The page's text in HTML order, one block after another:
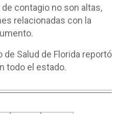
contagio no son altas,
relacionadas con la
de Salud de Florida reportó
todo el estado.